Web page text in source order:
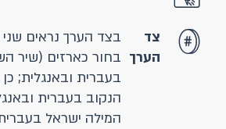
צד
הערך
בצד הערך נראים
בחור כארזים (שיר
בעברית ובאנגלית;
הנקוב בעברית
המילה ישראל